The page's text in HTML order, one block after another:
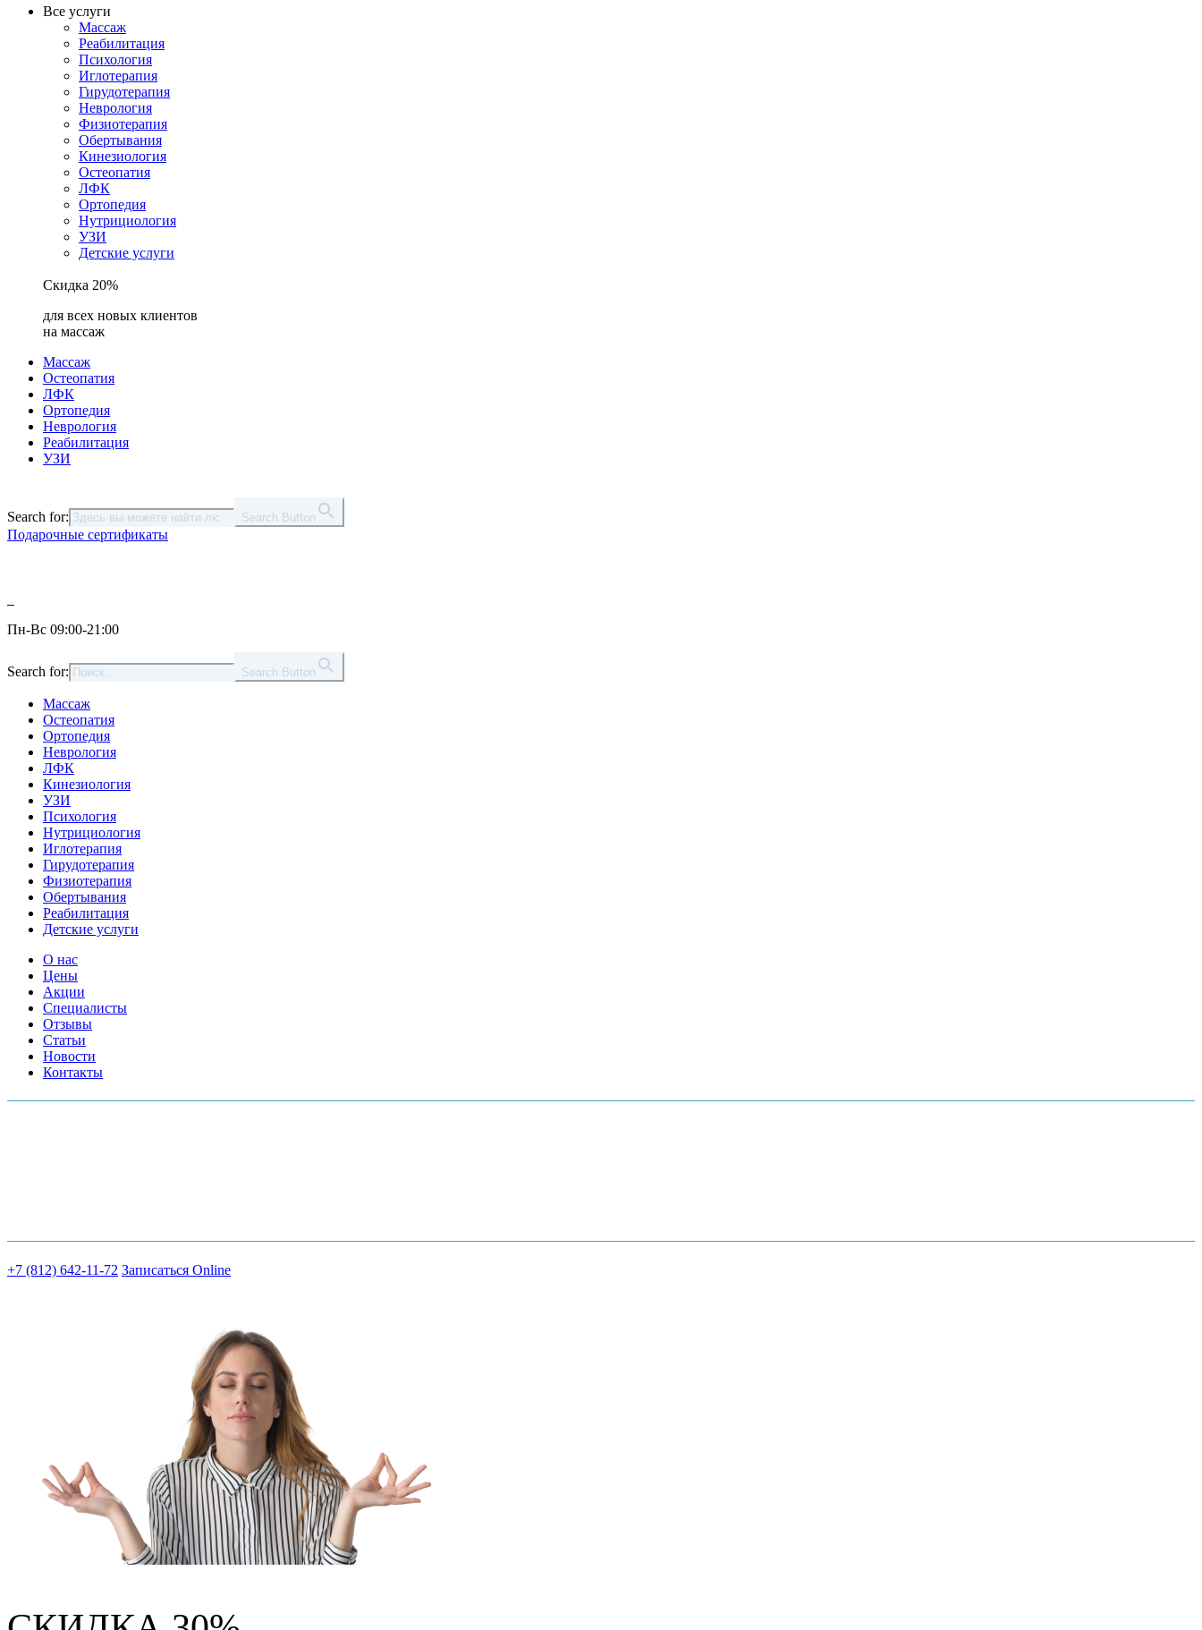
Все услуги
Массаж
Реабилитация
Психология
Иглотерапия
Гирудотерапия
Неврология
Физиотерапия
Обертывания
Кинезиология
Остеопатия
ЛФК
Ортопедия
Нутрициология
УЗИ
Детские услуги
Скидка 20%
для всех новых клиентов
на массаж
Массаж
Остеопатия
ЛФК
Ортопедия
Неврология
Реабилитация
УЗИ
Search for: Search Button
Подарочные сертификаты
Пн-Вс 09:00-21:00
Search for: Search Button
Массаж
Остеопатия
Ортопедия
Неврология
ЛФК
Кинезиология
УЗИ
Психология
Нутрициология
Иглотерапия
Гирудотерапия
Физиотерапия
Обертывания
Реабилитация
Детские услуги
О нас
Цены
Акции
Специалисты
Отзывы
Статьи
Новости
Контакты
+7 (812) 642-11-72 Записаться Online